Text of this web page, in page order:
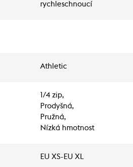
rychleschnoucí
Athletic
1/4 zip,
Prodyšná,
Pružná,
Nízká hmotnost
EU XS-EU XL